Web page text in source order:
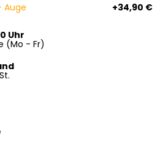
Auge +34,90 €
Uhr
(Mo - Fr)